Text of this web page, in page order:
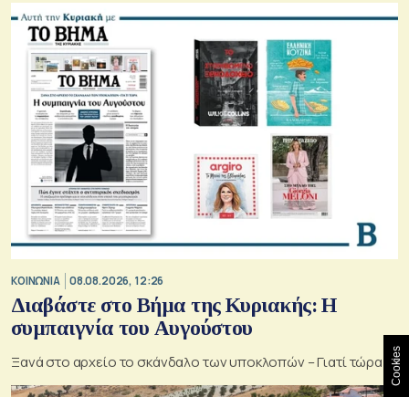
ΚΟΙΝΩΝΙΑ 08.08.2026, 12:26
Διαβάστε στο Βήμα της Κυριακής: Η
συμπαιγνία του Αυγούστου
Ξανά στο αρχείο το σκάνδαλο των υποκλοπών – Γιατί τώρα Cookies